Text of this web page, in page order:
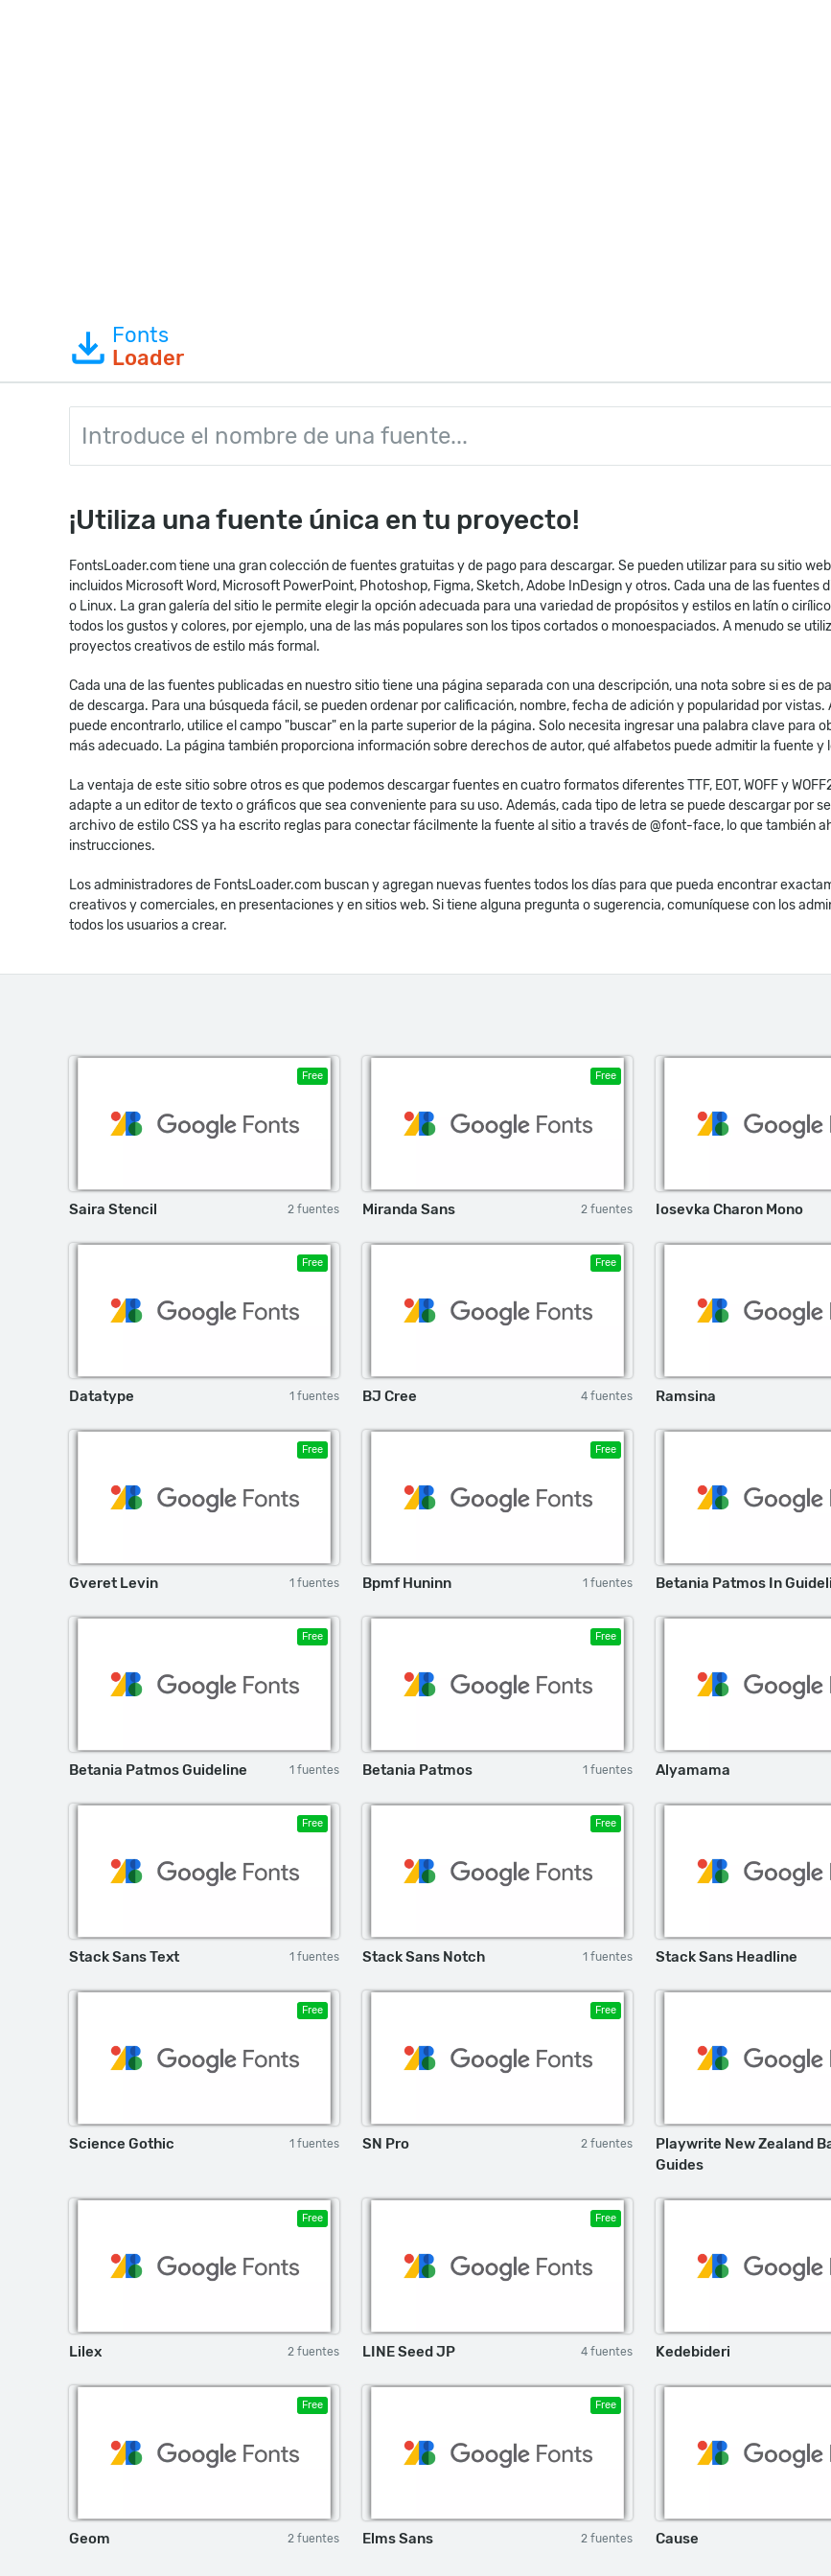
Fonts
Loader
¡Utiliza una fuente única en tu proyecto!
FontsLoader.com tiene una gran colección de fuentes gratuitas y de pago para descargar. Se pueden utilizar para su sitio
incluidos Microsoft Word, Microsoft PowerPoint, Photoshop, Figma, Sketch, Adobe InDesign y otros. Cada una de las fuentes
o Linux. La gran galería del sitio le permite elegir la opción adecuada para una variedad de propósitos y estilos en latín o
todos los gustos y colores, por ejemplo, una de las más populares son los tipos cortados o monoespaciados. A menudo se
proyectos creativos de estilo más formal.
Cada una de las fuentes publicadas en nuestro sitio tiene una página separada con una descripción, una nota sobre si es de
de descarga. Para una búsqueda fácil, se pueden ordenar por calificación, nombre, fecha de adición y popularidad por
puede encontrarlo, utilice el campo "buscar" en la parte superior de la página. Solo necesita ingresar una palabra clave para
más adecuado. La página también proporciona información sobre derechos de autor, qué alfabetos puede admitir la fuente y
La ventaja de este sitio sobre otros es que podemos descargar fuentes en cuatro formatos diferentes TTF, EOT, WOFF y
adapte a un editor de texto o gráficos que sea conveniente para su uso. Además, cada tipo de letra se puede descargar por
archivo de estilo CSS ya ha escrito reglas para conectar fácilmente la fuente al sitio a través de @font-face, lo que también
instrucciones.
Los administradores de FontsLoader.com buscan y agregan nuevas fuentes todos los días para que pueda encontrar
creativos y comerciales, en presentaciones y en sitios web. Si tiene alguna pregunta o sugerencia, comuníquese con los
todos los usuarios a crear.
Free
Saira Stencil 2 fuentes
Free
Miranda Sans 2 fuentes Iosevka Charon Mono
Free
Datatype 1 fuentes
Free
BJ Cree 4 fuentes Ramsina
Free
Gveret Levin 1 fuentes
Free
Bpmf Huninn 1 fuentes Betania Patmos In
Free
Betania Patmos Guideline 1 fuentes
Free
Betania Patmos 1 fuentes Alyamama
Free
Stack Sans Text 1 fuentes
Free
Stack Sans Notch 1 fuentes Stack Sans Headline
Free
Science Gothic 1 fuentes
Free
SN Pro 2 fuentes
Playwrite New Zealand
Guides
Free
Lilex 2 fuentes
Free
LINE Seed JP 4 fuentes Kedebideri
Free
Geom 2 fuentes
Free
Elms Sans 2 fuentes Cause